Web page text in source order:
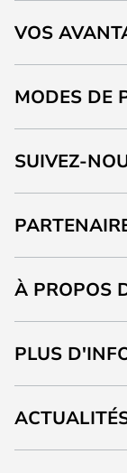
VOS
MODES DE
SUIVEZ-
À PROPOS
PLUS